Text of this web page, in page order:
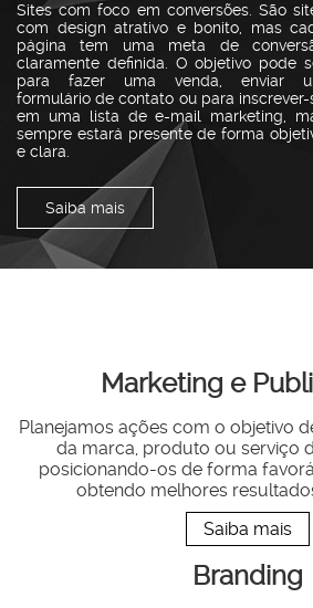
Sites com foco em conversões. São
com design atrativo e bonito, mas
página tem uma meta de
claramente definida. O objetivo pode
para fazer uma venda, enviar
formulário de contato ou para inscrever-
em uma lista de e-mail marketing,
sempre estará presente de forma
e clara.
Saiba mais
Marketing e
Planejamos ações com o objetivo
da marca, produto ou serviço
posicionando-os de forma
obtendo melhores
Saiba mais
Branding